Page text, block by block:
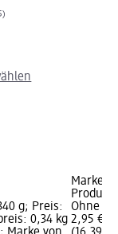
g; Preis:
0,34 kg
Marke:
Ohne
2,95 €;